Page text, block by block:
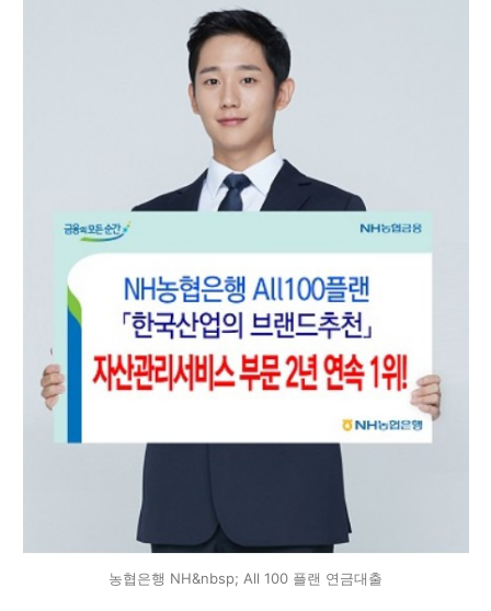
농협은행 NH&nbsp; All 100 플랜 연금대출